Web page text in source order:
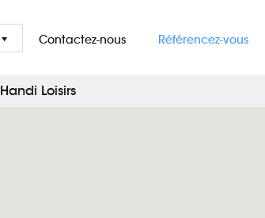
Contactez-nous Référencez-vous
Handi Loisirs